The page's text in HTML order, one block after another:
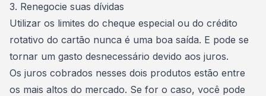
3. Renegocie suas dívidas
Utilizar os limites do cheque especial ou do crédito
rotativo do cartão nunca é uma boa saída. E pode se
tornar um gasto desnecessário devido aos juros.
Os juros cobrados nesses dois produtos estão entre
os mais altos do mercado. Se for o caso, você pode